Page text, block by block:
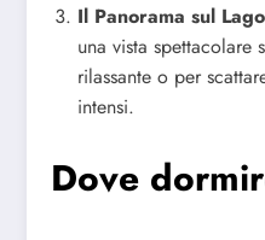
Il Panorama sul
una vista spettacolare
rilassante o per
intensi.
Dove